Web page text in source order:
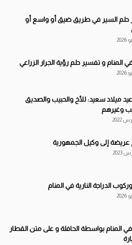
حلم السير في طريق ضيق أو واسع أو
في المنام و تفسير حلم رؤية الجرار الزراعي
ميلاد سعيد: للأخ والحبيب والصديق
وغيرهم
عريضة إلى وكيل الجمهورية
وركوب الدراجة النارية في المنام
في المنام بواسطة الحافلة و على متن القطار